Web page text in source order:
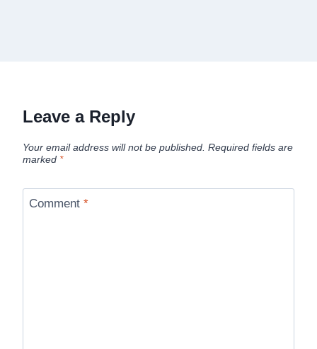
Leave a Reply
Your email address will not be published. Required fields are
marked *
Comment *